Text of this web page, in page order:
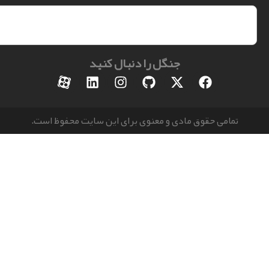
جنگل را دنبال کنید
حقوق مادی و معنوی برای این سایت محفوظ است.